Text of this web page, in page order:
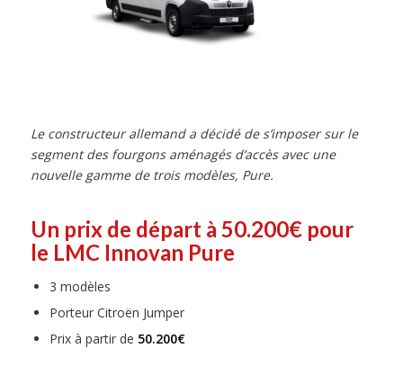
Le constructeur allemand a décidé de s’imposer sur le
segment des fourgons aménagés d’accès avec une
nouvelle gamme de trois modèles, Pure.
Un prix de départ à 50.200€ pour
le LMC Innovan Pure
3 modèles
Porteur Citroën Jumper
Prix à partir de 50.200€